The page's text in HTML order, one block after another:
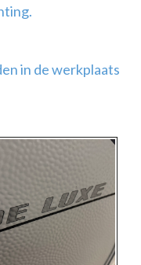
in de werkplaats